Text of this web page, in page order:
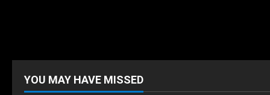
YOU MAY HAVE MISSED